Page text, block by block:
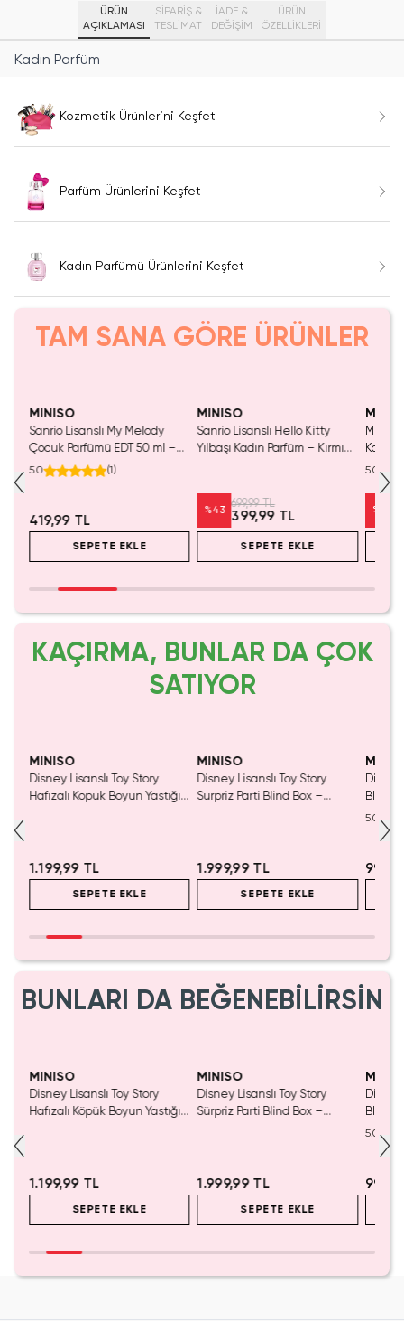
ÜRÜN
AÇIKLAMASI
SİPARİŞ &
TESLİMAT
İADE &
DEĞİŞİM
ÜRÜN
ÖZELLIKLERI
Kadın Parfüm
Kozmetik Ürünlerini Keşfet
Parfüm Ürünlerini Keşfet
Kadın Parfümü Ürünlerini Keşfet
TAM SANA GÖRE ÜRÜNLER
MINISO
Sanrio Lisanslı My Melody
Çocuk Parfümü EDT 50 ml –
Hafif ve Çiçeksi Çocuk
5.0 (1)
419,99 TL
SEPETE EKLE
MINISO
Sanrio Lisanslı Hello Kitty
Yılbaşı Kadın Parfüm – Kırmızı
%43
699,99 TL
399,99 TL
SEPETE EKLE
Miniso
Kadın
ve
5.0
%
KAÇIRMA, BUNLAR DA ÇOK
SATIYOR
MINISO
Disney Lisanslı Toy Story
Hafızalı Köpük Boyun Yastığı
1.199,99 TL
SEPETE EKLE
MINISO
Disney Lisanslı Toy Story
Sürpriz Parti Blind Box –
1.999,99 TL
SEPETE EKLE
Disney
Blind
5.0
BUNLARI DA BEĞENEBİLİRSİN
MINISO
Disney Lisanslı Toy Story
Hafızalı Köpük Boyun Yastığı
1.199,99 TL
SEPETE EKLE
MINISO
Disney Lisanslı Toy Story
Sürpriz Parti Blind Box –
1.999,99 TL
SEPETE EKLE
Disney
Blind
5.0